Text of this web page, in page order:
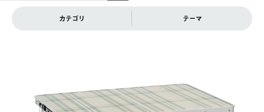
カテゴリ テーマ